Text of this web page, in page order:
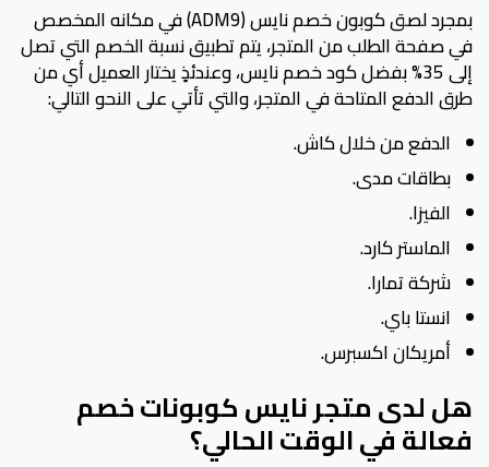
بمجرد لصق كوبون خصم نايس (ADM9) في مكانه المخصص
في صفحة الطلب من المتجر، يتم تطبيق نسبة الخصم التي تصل
إلى 35% بفضل كود خصم نايس، وعندئذٍ يختار العميل أي من
طرق الدفع المتاحة في المتجر، والتي تأتي على النحو التالي:
الدفع من خلال كاش.
بطاقات مدى.
الفيزا.
الماستر كارد.
شركة تمارا.
انستا باي.
أمريكان اكسبرس.
هل لدى متجر نايس كوبونات خصم
فعالة في الوقت الحالي؟